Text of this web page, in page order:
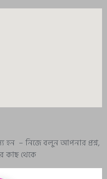
হন – নিজে বলুন আপনার প্রশ্ন,
কাছ থেকে